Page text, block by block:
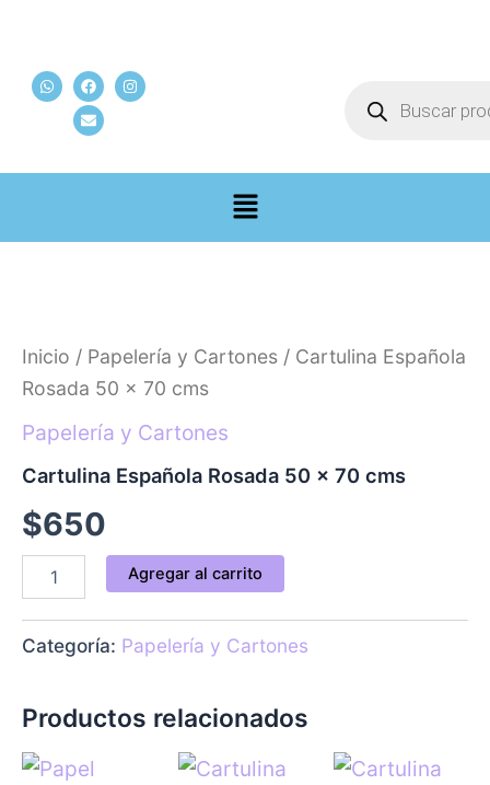
contenido
W
h
a
F
a
c
e
b
I
n
s
E
n
v
e
l
productos
Inicio / Papelería y Cartones / Cartulina Española
Rosada 50 x 70 cms
Papelería y Cartones
Cartulina Española Rosada 50 x 70 cms
$650
x
70
cantidad
Agregar al carrito
Categoría: Papelería y Cartones
Productos relacionados